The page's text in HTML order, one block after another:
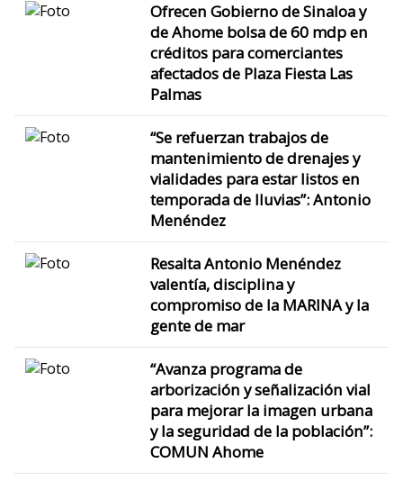
Ofrecen Gobierno de Sinaloa y
de Ahome bolsa de 60 mdp en
créditos para comerciantes
afectados de Plaza Fiesta Las
Palmas
“Se refuerzan trabajos de
mantenimiento de drenajes y
vialidades para estar listos en
temporada de lluvias”: Antonio
Menéndez
Resalta Antonio Menéndez
valentía, disciplina y
compromiso de la MARINA y la
gente de mar
“Avanza programa de
arborización y señalización vial
para mejorar la imagen urbana
y la seguridad de la población”:
COMUN Ahome